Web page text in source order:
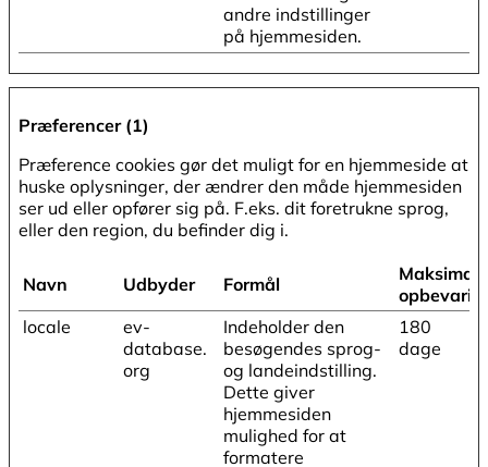
andre indstillinger
på hjemmesiden.
Præferencer (1)
Præference cookies gør det muligt for en hjemmeside at
huske oplysninger, der ændrer den måde hjemmesiden
ser ud eller opfører sig på. F.eks. dit foretrukne sprog,
eller den region, du befinder dig i.
Navn Udbyder Formål
Maksimal
locale
ev-
database.
org
Indeholder den
besøgendes sprog-
og landeindstilling.
Dette giver
hjemmesiden
mulighed for at
formatere
180
dage